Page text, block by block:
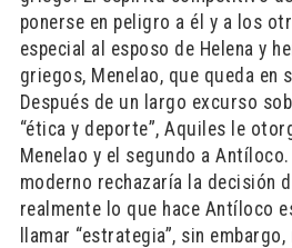
ponerse en peligro a él y a los
especial al esposo de Helena y
griegos, Menelao, que queda en
Después de un largo excurso
“ética y deporte”, Aquiles le
Menelao y el segundo a
moderno rechazaría la decisión
realmente lo que hace Antíloco
llamar “estrategia”, sin